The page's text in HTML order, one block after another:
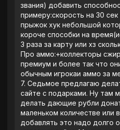
звания) добавить
примеру:скорость на 30 сек
прыжок хук небольшой
короче способки на
3 раза за карту или хз
‎Про аммо:+коллекторы
премиум и более так что
обычным игрокаи аммо за
‎7. Седьмое предлагаю
сайте с подарками. Ну там
делать дающие рубли
маленьком количестве или
добавлять это надо долго